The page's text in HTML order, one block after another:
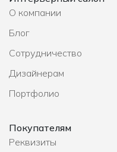
О компании
Блог
Сотрудничество
Дизайнерам
Портфолио
Покупателям
Реквизиты